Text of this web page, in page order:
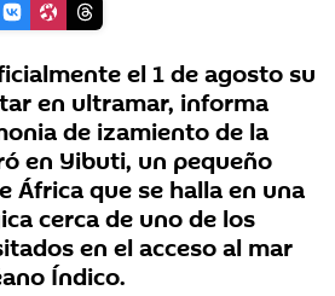
el 1 de agosto su
en ultramar, informa
de izamiento de la
en Yibuti, un pequeño
África que se halla en una
cerca de uno de los
en el acceso al mar
Índico.